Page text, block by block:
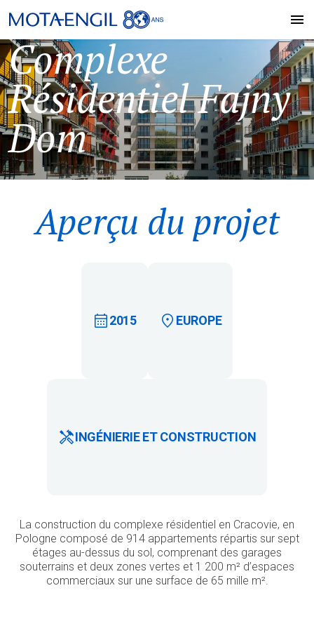
Complexe
Résidentiel Fajny
Dom
Aperçu du projet
2015 EUROPE
INGÉNIERIE ET CONSTRUCTION
La construction du complexe résidentiel en Cracovie, en
Pologne composé de 914 appartements répartis sur sept
étages au-dessus du sol, comprenant des garages
souterrains et deux zones vertes et 1 200 m² d’espaces
commerciaux sur une surface de 65 mille m².